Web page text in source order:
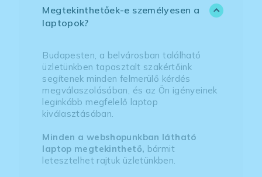
Megtekinthetőek-e személyesen a
laptopok?
Budapesten, a belvárosban található
üzletünkben tapasztalt szakértőink
segítenek minden felmerülő kérdés
megválaszolásában, és az Ön igényeinek
leginkább megfelelő laptop
kiválasztásában.
Minden a webshopunkban látható
laptop megtekinthető, bármit
letesztelhet rajtuk üzletünkben.